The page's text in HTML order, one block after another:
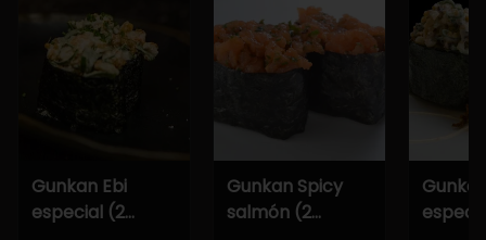
Gunkan Ebi
especial (2
Gunkan Spicy
salmón (2